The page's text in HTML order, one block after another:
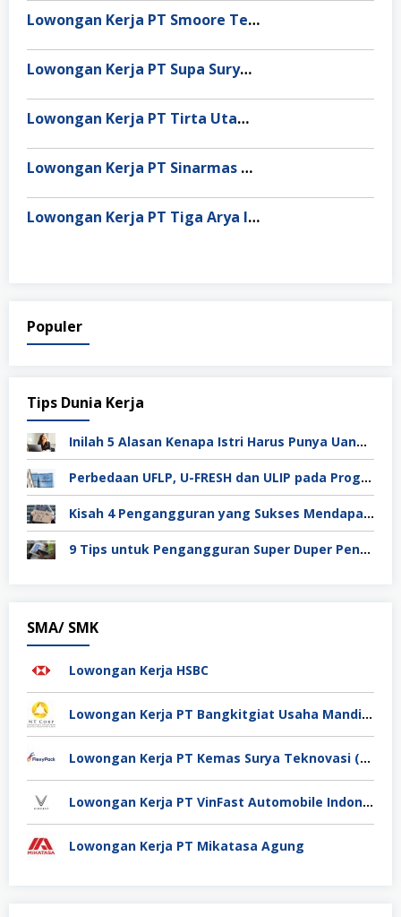
Lowongan Kerja PT Smoore Technology Indonesia
Lowongan Kerja PT Supa Surya Niaga
Lowongan Kerja PT Tirta Utama Abadi
Lowongan Kerja PT Sinarmas Distribusi Nusantara
Lowongan Kerja PT Tiga Arya Inggil
Populer
Tips Dunia Kerja
Inilah 5 Alasan Kenapa Istri Harus Punya Uang Sendiri Setelah Menikah
Perbedaan UFLP, U-FRESH dan ULIP pada Program Unilever
Kisah 4 Pengangguran yang Sukses Mendapat Kerja
9 Tips untuk Pengangguran Super Duper Penting
SMA/ SMK
Lowongan Kerja HSBC
Lowongan Kerja PT Bangkitgiat Usaha Mandiri (NT Corp)
Lowongan Kerja PT Kemas Surya Teknovasi (FlexyPack)
Lowongan Kerja PT VinFast Automobile Indonesia
Lowongan Kerja PT Mikatasa Agung